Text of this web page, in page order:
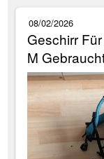
08/02/2026
Geschirr
M